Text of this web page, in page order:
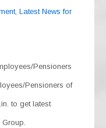
, Latest News for
Pensioners
Pensioners of
to get latest